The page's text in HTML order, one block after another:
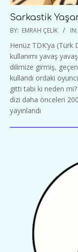
Sarkastik
2020-
30
BY: EMRAH ÇELIK IN:
Henüz TDK’ya
kullanımı yavaş
dilimize girmiş,
kullandı ordaki
gitti tabi ki neden
dizi daha önceleri
yayınlandı